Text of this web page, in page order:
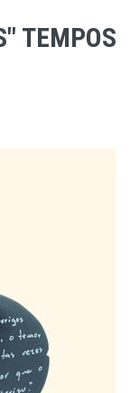
TEMPOS